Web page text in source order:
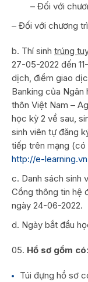
– Đối với
– Đối với chương
Thí sinh trúng
27-05-2022 đến
dịch, điểm giao
Banking của Ngân
thôn Việt Nam –
học kỳ 2 về sau,
sinh viên tự đăng
tiếp trên mạng
http://e-learning.vn
Danh sách sinh
Cổng thông tin hệ
ngày 24-06-2022.
Ngày bắt đầu
Hồ sơ gồm có:
Túi đựng hồ sơ